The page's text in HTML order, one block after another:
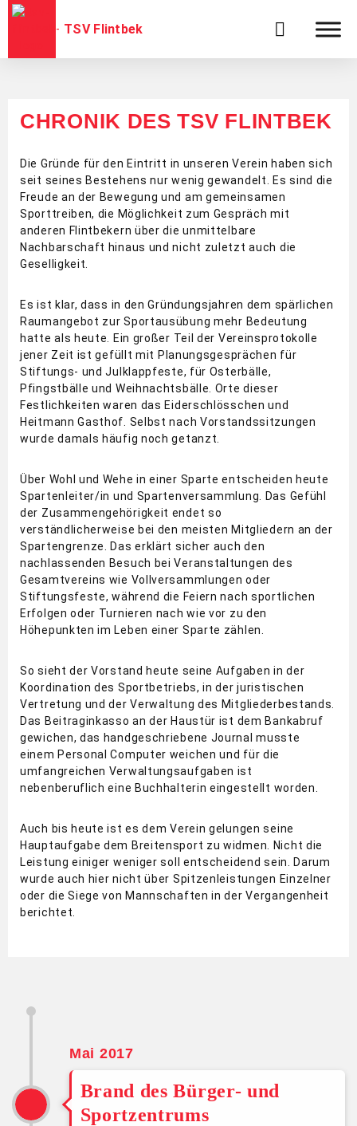
TSV Flintbek
CHRONIK DES TSV FLINTBEK
Die Gründe für den Eintritt in unseren Verein haben sich
seit seines Bestehens nur wenig gewandelt. Es sind die
Freude an der Bewegung und am gemeinsamen
Sporttreiben, die Möglichkeit zum Gespräch mit
anderen Flintbekern über die unmittelbare
Nachbarschaft hinaus und nicht zuletzt auch die
Geselligkeit.
Es ist klar, dass in den Gründungsjahren dem spärlichen
Raumangebot zur Sportausübung mehr Bedeutung
hatte als heute. Ein großer Teil der Vereinsprotokolle
jener Zeit ist gefüllt mit Planungsgesprächen für
Stiftungs- und Julklappfeste, für Osterbälle,
Pfingstbälle und Weihnachtsbälle. Orte dieser
Festlichkeiten waren das Eiderschlösschen und
Heitmann Gasthof. Selbst nach Vorstandssitzungen
wurde damals häufig noch getanzt.
Über Wohl und Wehe in einer Sparte entscheiden heute
Spartenleiter/in und Spartenversammlung. Das Gefühl
der Zusammengehörigkeit endet so
verständlicherweise bei den meisten Mitgliedern an der
Spartengrenze. Das erklärt sicher auch den
nachlassenden Besuch bei Veranstaltungen des
Gesamtvereins wie Vollversammlungen oder
Stiftungsfeste, während die Feiern nach sportlichen
Erfolgen oder Turnieren nach wie vor zu den
Höhepunkten im Leben einer Sparte zählen.
So sieht der Vorstand heute seine Aufgaben in der
Koordination des Sportbetriebs, in der juristischen
Vertretung und der Verwaltung des Mitgliederbestands.
Das Beitraginkasso an der Haustür ist dem Bankabruf
gewichen, das handgeschriebene Journal musste
einem Personal Computer weichen und für die
umfangreichen Verwaltungsaufgaben ist
nebenberuflich eine Buchhalterin eingestellt worden.
Auch bis heute ist es dem Verein gelungen seine
Hauptaufgabe dem Breitensport zu widmen. Nicht die
Leistung einiger weniger soll entscheidend sein. Darum
wurde auch hier nicht über Spitzenleistungen Einzelner
oder die Siege von Mannschaften in der Vergangenheit
berichtet.
Mai 2017
Brand des Bürger- und
Sportzentrums